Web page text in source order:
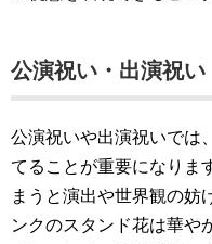
公演祝い・出演祝い
公演祝いや出演祝いでは
てることが重要になりま
まうと演出や世界観の妨
ンクのスタンド花は華や